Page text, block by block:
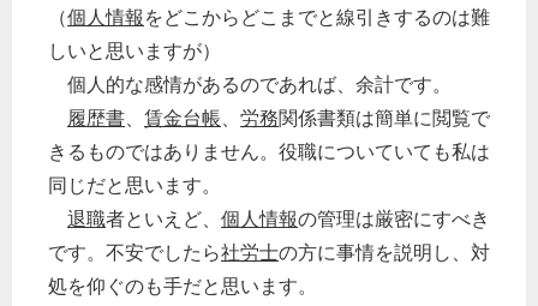
（個人情報 をどこからどこまでと線引きするのは難
しいと思いますが）
個人的な感情があるのであれば、余計です。
履歴書、 賃金台帳、 労務関係書類は簡単に閲覧で
きるものではありません。役職についていても私は
同じだと思います。
退職者といえど、 個人情報の管理は厳密にすべき
です。不安でしたら社労士の方に事情を説明し、対
処を仰ぐのも手だと思います。